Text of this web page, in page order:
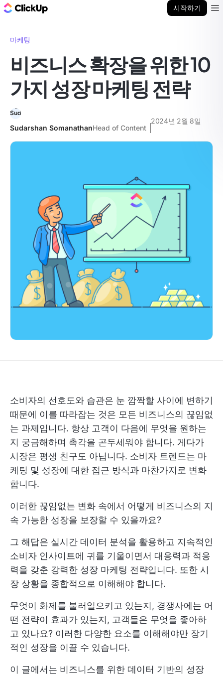
시작하기
마케팅
비즈니스 확장을 위한 10
가지 성장 마케팅 전략
Sudarshan SomanathanHead of Content
2024년 2월 8일
소비자의 선호도와 습관은 눈 깜짝할 사이에 변하기
때문에 이를 따라잡는 것은 모든 비즈니스의 끊임없
는 과제입니다. 항상 고객이 다음에 무엇을 원하는
지 궁금해하며 촉각을 곤두세워야 합니다. 게다가
시장은 평생 친구도 아닙니다. 소비자 트렌드는 마
케팅 및 성장에 대한 접근 방식과 마찬가지로 변화
합니다.
이러한 끊임없는 변화 속에서 어떻게 비즈니스의 지
속 가능한 성장을 보장할 수 있을까요?
그 해답은 실시간 데이터 분석을 활용하고 지속적인
소비자 인사이트에 귀를 기울이면서 대응력과 적응
력을 갖춘 강력한 성장 마케팅 전략입니다. 또한 시
장 상황을 종합적으로 이해해야 합니다.
무엇이 화제를 불러일으키고 있는지, 경쟁사에는 어
떤 전략이 효과가 있는지, 고객들은 무엇을 좋아하
고 있나요? 이러한 다양한 요소를 이해해야만 장기
적인 성장을 이끌 수 있습니다.
이 글에서는 비즈니스를 위한 데이터 기반의 성장